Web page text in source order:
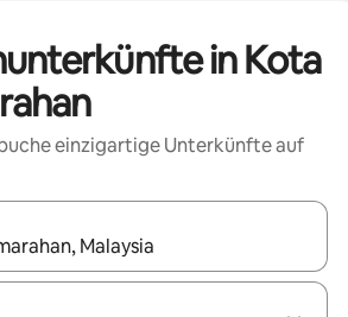
in Kota
einzigartige Unterkünfte auf
verfügbar sind, navigiere mit den